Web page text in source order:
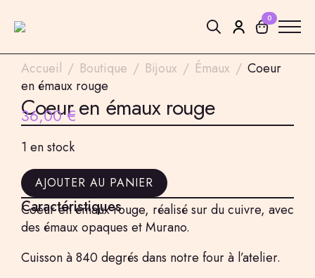
Search
for:
0
Accueil Boutique Bijoux Émaux
Coeur
en émaux rouge
Coeur en émaux rouge
36,00€
1 en stock
AJOUTER AU PANIER
Caractéristiques
Coeur en émaux rouge, réalisé sur du cuivre, avec
des émaux opaques et Murano.
Cuisson à 840 degrés dans notre four à l’atelier.